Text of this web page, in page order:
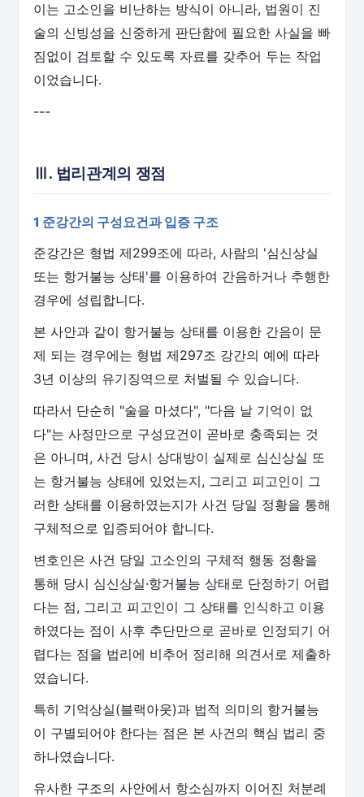
이는 고소인을 비난하는 방식이 아니라, 법원이 진
술의 신빙성을 신중하게 판단함에 필요한 사실을 빠
짐없이 검토할 수 있도록 자료를 갖추어 두는 작업
이었습니다.
---
Ⅲ. 법리관계의 쟁점
1 준강간의 구성요건과 입증 구조
준강간은 형법 제299조에 따라, 사람의 '심신상실
또는 항거불능 상태'를 이용하여 간음하거나 추행한
경우에 성립합니다.
본 사안과 같이 항거불능 상태를 이용한 간음이 문
제 되는 경우에는 형법 제297조 강간의 예에 따라
3년 이상의 유기징역으로 처벌될 수 있습니다.
따라서 단순히 "술을 마셨다", "다음 날 기억이 없
다"는 사정만으로 구성요건이 곧바로 충족되는 것
은 아니며, 사건 당시 상대방이 실제로 심신상실 또
는 항거불능 상태에 있었는지, 그리고 피고인이 그
러한 상태를 이용하였는지가 사건 당일 정황을 통해
구체적으로 입증되어야 합니다.
변호인은 사건 당일 고소인의 구체적 행동 정황을
통해 당시 심신상실·항거불능 상태로 단정하기 어렵
다는 점, 그리고 피고인이 그 상태를 인식하고 이용
하였다는 점이 사후 추단만으로 곧바로 인정되기 어
렵다는 점을 법리에 비추어 정리해 의견서로 제출하
였습니다.
특히 기억상실(블랙아웃)과 법적 의미의 항거불능
이 구별되어야 한다는 점은 본 사건의 핵심 법리 중
하나였습니다.
유사한 구조의 사안에서 항소심까지 이어진 처분례